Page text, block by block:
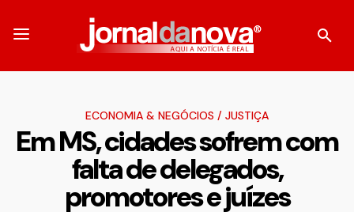
ECONOMIA & NEGÓCIOS / JUSTIÇA
Em MS, cidades sofrem com
falta de delegados,
promotores e juízes